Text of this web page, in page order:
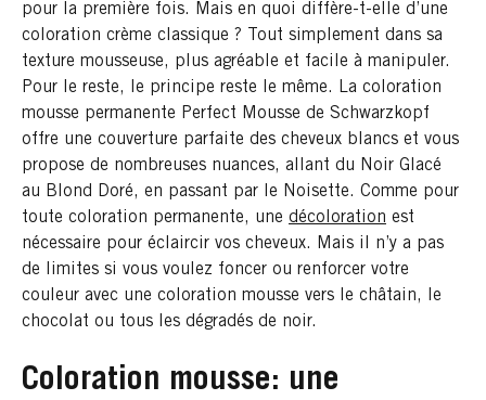
pour la première fois. Mais en quoi diffère-t-elle d’une
coloration crème classique ? Tout simplement dans sa
texture mousseuse, plus agréable et facile à manipuler.
Pour le reste, le principe reste le même. La coloration
mousse permanente Perfect Mousse de Schwarzkopf
offre une couverture parfaite des cheveux blancs et vous
propose de nombreuses nuances, allant du Noir Glacé
au Blond Doré, en passant par le Noisette. Comme pour
toute coloration permanente, une décoloration est
nécessaire pour éclaircir vos cheveux. Mais il n’y a pas
de limites si vous voulez foncer ou renforcer votre
couleur avec une coloration mousse vers le châtain, le
chocolat ou tous les dégradés de noir.
Coloration mousse: une